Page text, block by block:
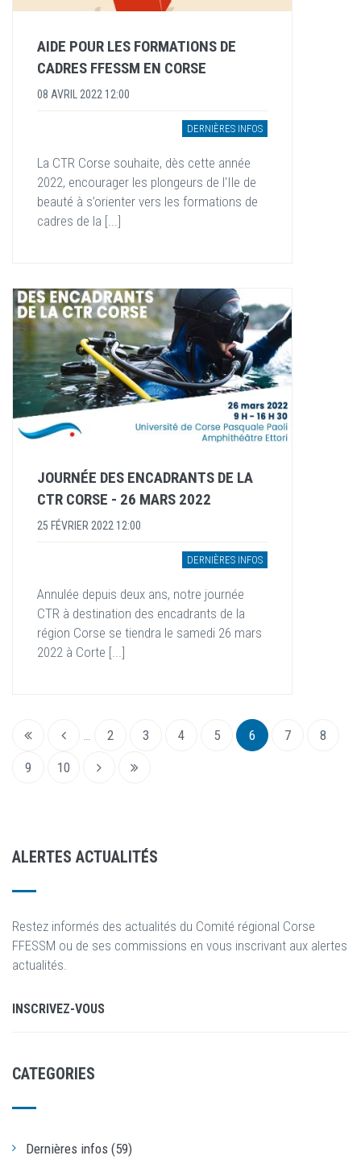
AIDE POUR LES FORMATIONS DE
CADRES FFESSM EN CORSE
08 AVRIL 2022 12:00
DERNIÈRES INFOS
La CTR Corse souhaite, dès cette année
2022, encourager les plongeurs de l'Ile de
beauté à s’orienter vers les formations de
cadres de la [...]
JOURNÉE DES ENCADRANTS DE LA
CTR CORSE - 26 MARS 2022
25 FÉVRIER 2022 12:00
DERNIÈRES INFOS
Annulée depuis deux ans, notre journée
CTR à destination des encadrants de la
région Corse se tiendra le samedi 26 mars
2022 à Corte [...]
2 3 4 5 6 7
8
9
10
ALERTES ACTUALITÉS
Restez informés des actualités du Comité régional Corse
FFESSM ou de ses commissions en vous inscrivant aux alertes
actualités.
INSCRIVEZ-VOUS
CATEGORIES
Dernières infos (59)